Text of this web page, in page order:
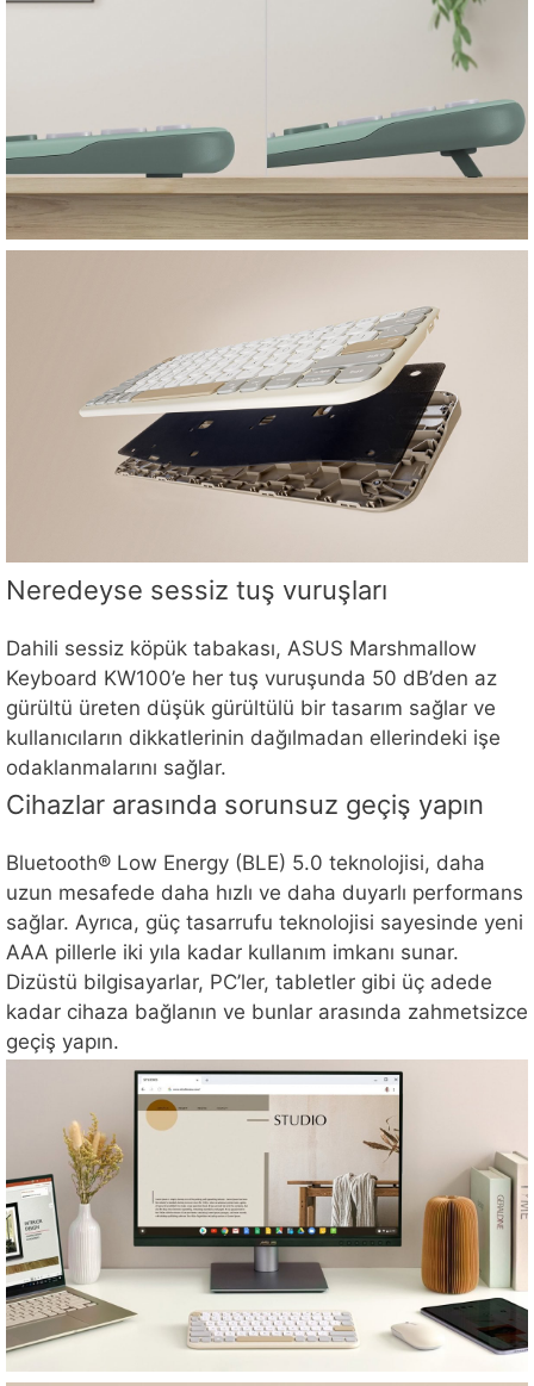
Neredeyse sessiz tuş vuruşları
Dahili sessiz köpük tabakası, ASUS Marshmallow
Keyboard KW100’e her tuş vuruşunda 50 dB’den az
gürültü üreten düşük gürültülü bir tasarım sağlar ve
kullanıcıların dikkatlerinin dağılmadan ellerindeki işe
odaklanmalarını sağlar.
Cihazlar arasında sorunsuz geçiş yapın
Bluetooth® Low Energy (BLE) 5.0 teknolojisi, daha
uzun mesafede daha hızlı ve daha duyarlı performans
sağlar. Ayrıca, güç tasarrufu teknolojisi sayesinde yeni
AAA pillerle iki yıla kadar kullanım imkanı sunar.
Dizüstü bilgisayarlar, PC’ler, tabletler gibi üç adede
kadar cihaza bağlanın ve bunlar arasında zahmetsizce
geçiş yapın.